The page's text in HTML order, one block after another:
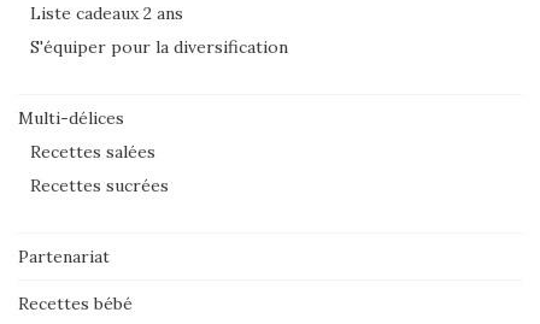
Liste cadeaux 2 ans
S'équiper pour la diversification
Multi-délices
Recettes salées
Recettes sucrées
Partenariat
Recettes bébé